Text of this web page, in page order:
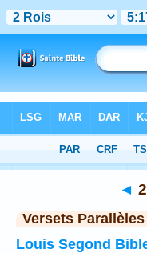
Chapitre 5> Verset 17
◄
Versets Parallèles
Louis Segond